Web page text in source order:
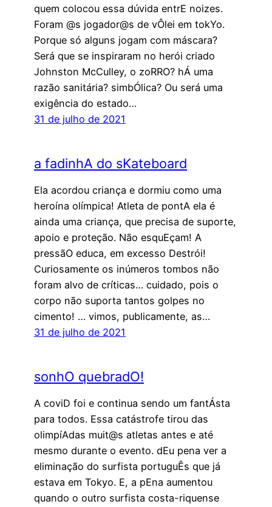
quem colocou essa dúvida entrE noizes.
Foram @s jogador@s de vÔlei em tokYo.
Porque só alguns jogam com máscara?
Será que se inspiraram no herói criado
Johnston McCulley, o zoRRO? hÁ uma
razão sanitária? simbÓlica? Ou será uma
exigência do estado…
31 de julho de 2021
a fadinhA do sKateboard
Ela acordou criança e dormiu como uma
heroína olímpica! Atleta de pontA ela é
ainda uma criança, que precisa de suporte,
apoio e proteção. Não esquEçam! A
pressãO educa, em excesso Destrói!
Curiosamente os inúmeros tombos não
foram alvo de críticas… cuidado, pois o
corpo não suporta tantos golpes no
cimento! … vimos, publicamente, as…
31 de julho de 2021
sonhO quebradO!
A coviD foi e continua sendo um fantÁsta
para todos. Essa catástrofe tirou das
olimpíAdas muit@s atletas antes e até
mesmo durante o evento. dEu pena ver a
eliminação do surfista portuguÊs que já
estava em Tokyo. E, a pEna aumentou
quando o outro surfista costa-riquense